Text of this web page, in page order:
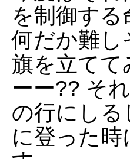
を制御す
何だか難
旗を立てて
ーー?? そ
の行にし
に登った